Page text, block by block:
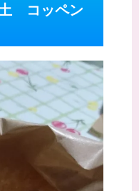
コッペン